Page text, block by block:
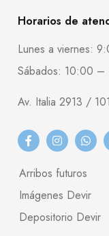
Horarios de
Lunes a viernes:
Sábados: 10:00 –
Av. Italia 2913 /
Arribos futuros
Imágenes Devir
Depositorio Devir